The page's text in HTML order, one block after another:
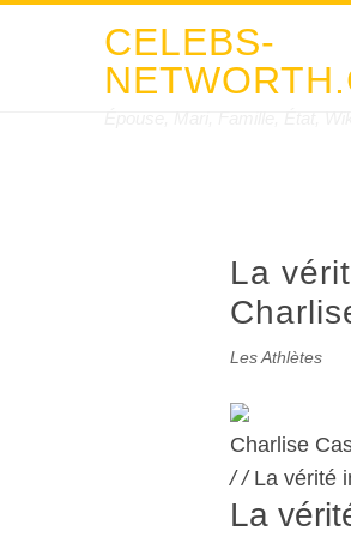
CELEBS-
La
Les Athlètes
Charlise
/ /La vérité
La